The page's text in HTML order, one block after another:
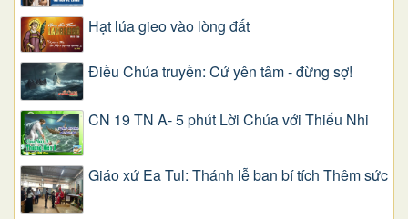
Hạt lúa gieo vào lòng đất
Điều Chúa truyền: Cứ yên tâm - đừng sợ!
CN 19 TN A- 5 phút Lời Chúa với Thiếu Nhi
Giáo xứ Ea Tul: Thánh lễ ban bí tích Thêm sức